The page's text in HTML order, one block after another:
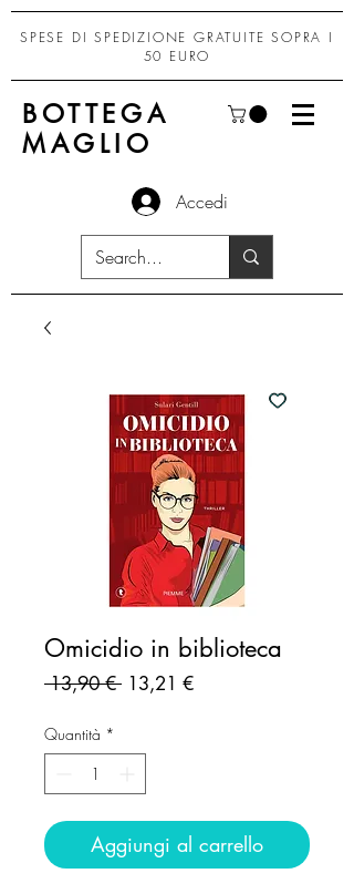
SPESE DI SPEDIZIONE GRATUITE SOPRA I
50 EURO
BOTTEGA
MAGLIO
Accedi
Omicidio in biblioteca
13,90 € Prezzo
13,21 €Prezzo
Quantità *
Aggiungi al carrello